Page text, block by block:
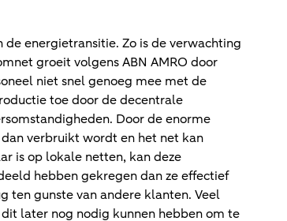
energietransitie. Zo is de verwachting
groeit volgens ABN AMRO door
niet snel genoeg mee met de
toe door de decentrale
Door de enorme
verbruikt wordt en het net kan
is op lokale netten, kan deze
hebben gekregen dan ze effectief
ten gunste van andere klanten. Veel
later nog nodig kunnen hebben om te